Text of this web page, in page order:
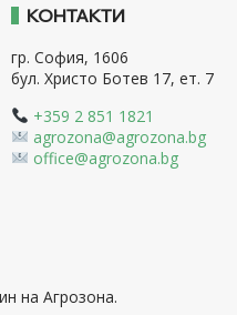
КОНТАКТИ
гр. София, 1606
бул. Христо Ботев 17, ет. 7
+359 2 851 1821
agrozona@agrozona.bg
office@agrozona.bg
на Агрозона.